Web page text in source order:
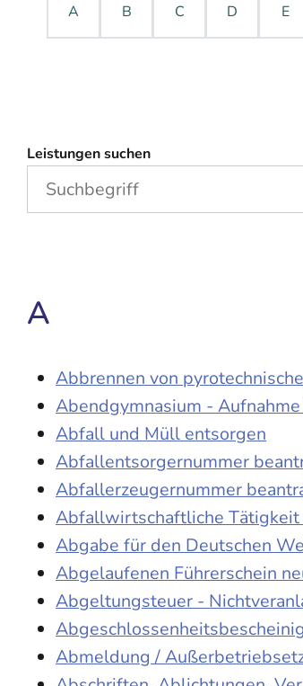
A B C D E
Leistungen suchen
A
Abbrennen von
Abendgymnasium -
Abfall und Müll entsorgen
Abfallentsorgernummer
Abfallerzeugernummer
Abfallwirtschaftliche Tätigkeit
Abgabe für den Deutschen
Abgelaufenen Führerschein
Abgeltungsteuer -
Abmeldung /